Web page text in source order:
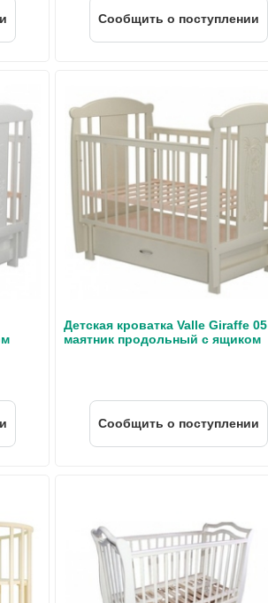
Cообщить о поступлении
Детская кроватка Valle Giraffe 05
маятник продольный с ящиком
Cообщить о поступлении